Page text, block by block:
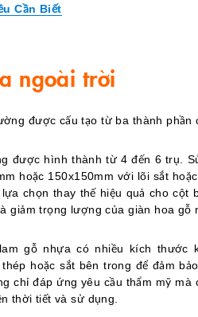
Cần Biết
ngoài trời
được cấu tạo từ ba thành phần
được hình thành từ 4 đến 6 trụ.
hoặc 150x150mm với lõi sắt
chọn thay thế hiệu quả cho cột
giảm trọng lượng của giàn hoa gỗ
gỗ nhựa có nhiều kích thước
hoặc sắt bên trong để đảm
chỉ đáp ứng yêu cầu thẩm mỹ mà
thời tiết và sử dụng.